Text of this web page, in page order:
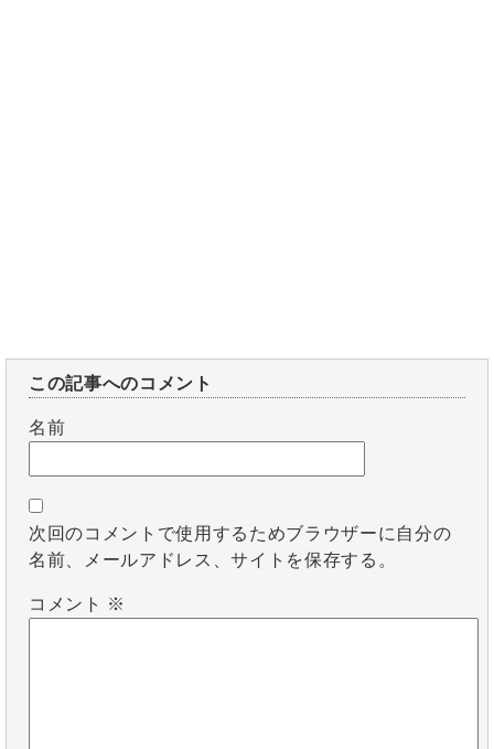
この記事へのコメント
名前
次回のコメントで使用するためブラウザーに自分の
名前、メールアドレス、サイトを保存する。
コメント ※